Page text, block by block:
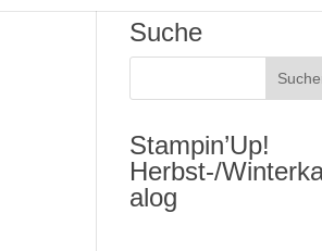
Suche
Stampin’Up!
Herbst-/
alog